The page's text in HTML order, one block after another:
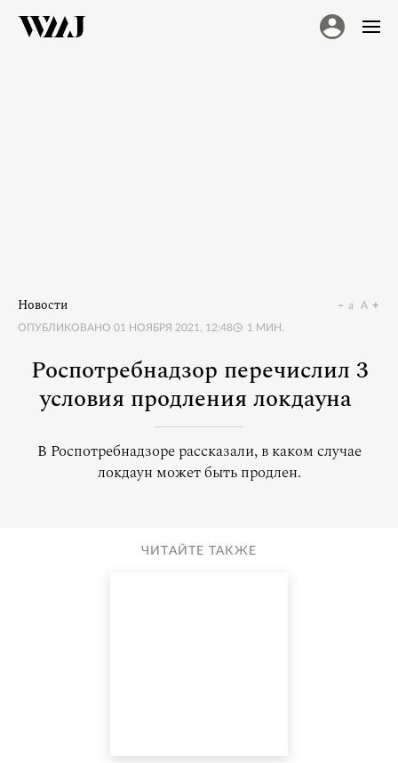
Новости
ОПУБЛИКОВАНО 01 НОЯБРЯ 2021, 12:48 1 МИН.
a A
Роспотребнадзор перечислил 3
условия продления локдауна
В Роспотребнадзоре рассказали, в каком случае
локдаун может быть продлен.
ЧИТАЙТЕ ТАКЖЕ